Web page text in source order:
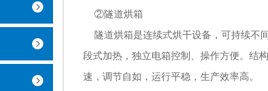
②隧道烘箱
隧道烘箱是连续式烘干设备，可持续不
段式加热，独立电箱控制、操作方便。结
速，调节自如，运行平稳，生产效率高。